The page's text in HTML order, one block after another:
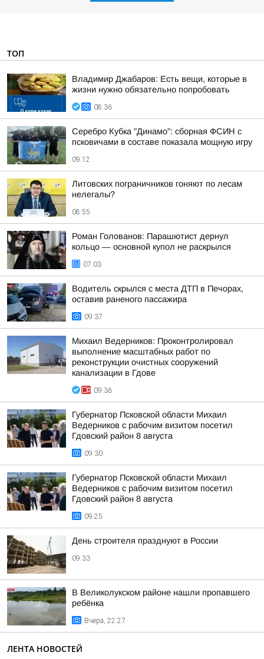
ТОП
Владимир Джабаров: Есть вещи, которые в
жизни нужно обязательно попробовать
08:36
Серебро Кубка "Динамо": сборная ФСИН с
псковичами в составе показала мощную игру
09:12
Литовских пограничников гоняют по лесам
нелегалы?
08:55
Роман Голованов: Парашютист дернул
кольцо — основной купол не раскрылся
07:03
Водитель скрылся с места ДТП в Печорах,
оставив раненого пассажира
09:37
Михаил Ведерников: Проконтролировал
выполнение масштабных работ по
реконструкции очистных сооружений
канализации в Гдове
09:36
Губернатор Псковской области Михаил
Ведерников с рабочим визитом посетил
Гдовский район 8 августа
09:30
Губернатор Псковской области Михаил
Ведерников с рабочим визитом посетил
Гдовский район 8 августа
09:25
День строителя празднуют в России
09:33
В Великолукском районе нашли пропавшего
ребёнка
Вчера, 22:27
ЛЕНТА НОВОСТЕЙ